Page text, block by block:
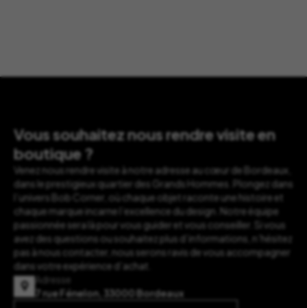
Vous souhaitez nous rendre visite en
boutique ?
Venez nous rendre visite à notre adresse au cœur de Bordeaux,
dans le prestigieux quartier des Grands Hommes. Plongez dans
l’univers Bob Corner, où chaque objet raconte une histoire et
chaque marque incarne l’excellence du design. Notre équipe
passionnée sera là pour vous guider et vous conseiller. Si vous
avez des questions ou souhaitez plus d’informations, n’hésitez
pas à nous contacter, nous serons ravis de vous accompagner
dans votre expérience d’achat.
Adresse
7 rue Fénelon, 33000 Bordeaux